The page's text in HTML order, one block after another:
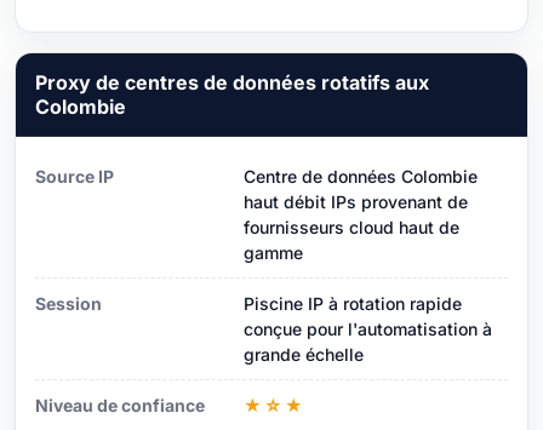
Proxy de centres de données rotatifs aux
Colombie
Source IP
Centre de données Colombie
haut débit IPs provenant de
fournisseurs cloud haut de
gamme
Session
Piscine IP à rotation rapide
conçue pour l'automatisation à
grande échelle
Niveau de confiance ★☆★